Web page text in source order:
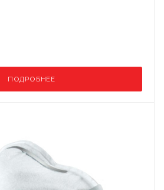
ПОДРОБНЕЕ